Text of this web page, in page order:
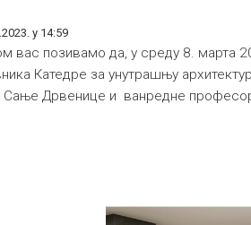
у 14:59
вас позивамо да, у среду 8. марта
Катедре за унутрашњу
Дрвенице и ванредне